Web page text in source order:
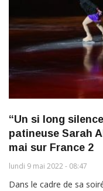
“Un si long
patineuse Sarah
mai sur France 2
lundi 9 mai 2022 - 08:47
Dans le cadre de sa